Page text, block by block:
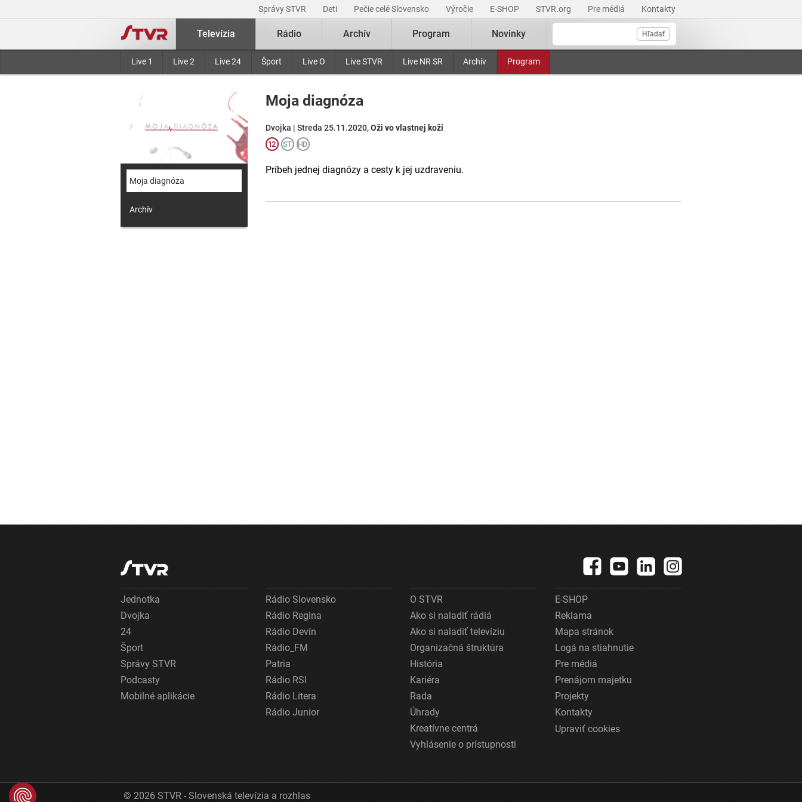
Správy STVR Deti Pečie celé Slovensko Výročie E-SHOP STVR.org Pre médiá Kontakty
Hľadať
Televízia
Live 1 Live 2 Live 24 Šport Live O Live STVR Live NR SR Archív Program
Rádio Archív Program Novinky
Moja diagnóza
Archív
Moja diagnóza
Dvojka | Streda 25.11.2020,Oži vo vlastnej koži
Príbeh jednej diagnózy a cesty k jej uzdraveniu.
Jednotka
Dvojka
24
Šport
Správy STVR
Podcasty
Mobilné aplikácie
Rádio Slovensko
Rádio Regina
Rádio Devín
Rádio_FM
Patria
Rádio RSI
Rádio Litera
Rádio Junior
O STVR
Ako si naladiť rádiá
Ako si naladiť televíziu
Organizačná štruktúra
História
Kariéra
Rada
Úhrady
Kreatívne centrá
Vyhlásenie o prístupnosti
E-SHOP
Reklama
Mapa stránok
Logá na stiahnutie
Pre médiá
Prenájom majetku
Projekty
Kontakty
Upraviť cookies
© 2026 STVR - Slovenská televízia a rozhlas